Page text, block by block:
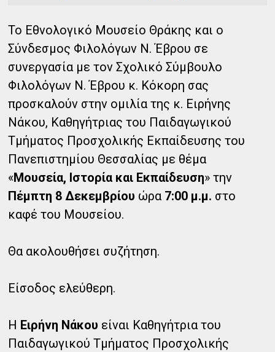
Το Εθνολογικό Μουσείο Θράκης και ο
Σύνδεσμος Φιλολόγων N. Έβρου σε
συνεργασία με τον Σχολικό Σύμβουλο
Φιλολόγων N. Έβρου κ. Κόκορη σας
προσκαλούν στην ομιλία της κ. Ειρήνης
Νάκου, Καθηγήτριας του Παιδαγωγικού
Τμήματος Προσχολικής Εκπαίδευσης του
Πανεπιστημίου Θεσσαλίας με θέμα
«Μουσεία, Ιστορία και Εκπαίδευση» την
Πέμπτη 8 Δεκεμβρίου ώρα 7:00 μ.μ. στο
καφέ του Μουσείου.
Θα ακολουθήσει συζήτηση.
Είσοδος ελεύθερη.
Η Ειρήνη Νάκου είναι Καθηγήτρια του
Παιδαγωγικού Τμήματος Προσχολικής